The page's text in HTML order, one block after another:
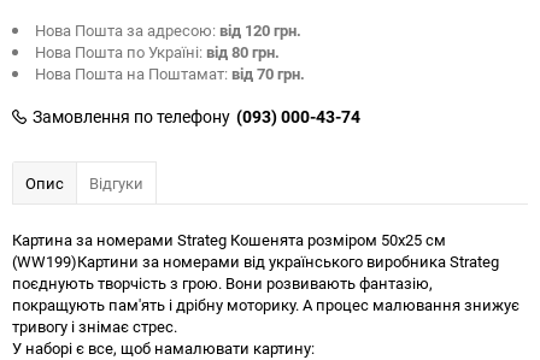
Нова Пошта за адресою:від 120 грн.
Нова Пошта по Україні:від 80 грн.
Нова Пошта на Поштамат:від 70 грн.
Замовлення по телефону (093) 000-43-74
Опис Відгуки
Картина за номерами Strateg Кошенята розміром 50х25 см
(WW199)Картини за номерами від українського виробника Strateg
поєднують творчість з грою. Вони розвивають фантазію,
покращують пам'ять і дрібну моторику. А процес малювання знижує
тривогу і знімає стрес.
У наборі є все, щоб намалювати картину: